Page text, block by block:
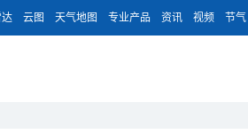
达 云图 天气地图 专业产品 资讯 视频 节气